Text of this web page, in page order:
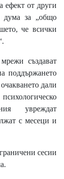
ефект от други
дума за „общо
че всички
създават
поддържането
дали
увреждат
с месеци и
сесии